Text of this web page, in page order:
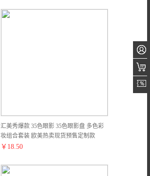
汇美秀爆款 35色眼影 35色眼影盘 多色彩
妆组合套装 欧美热卖现货预售定制款
￥ 18.50